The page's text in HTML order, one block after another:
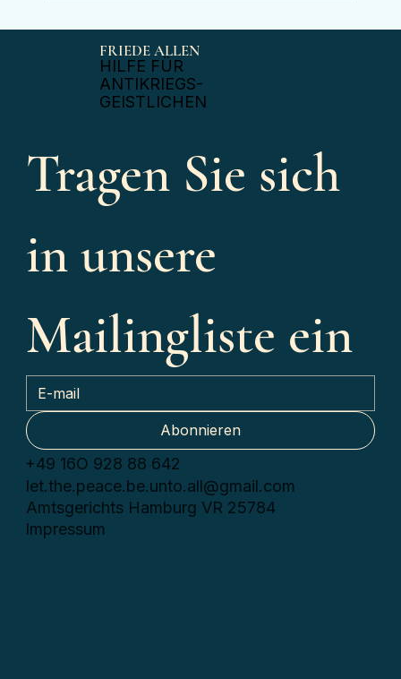
Kiewer Höhlenkloster
FRIEDE ALLEN
​HILFE FÜR
ANTIKRIEGS-
GEISTLICHEN
Tragen Sie sich
in unsere
Mailingliste ein
Abonnieren
+49 16О 928 88 642
let.the.peace.be.unto.all@gmail.com
Amtsgerichts Hamburg VR 25784
Impressum